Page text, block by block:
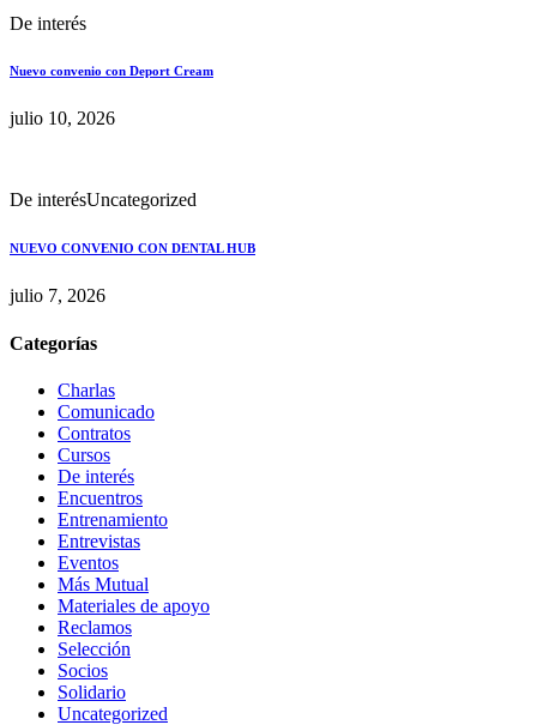
De interés
Nuevo convenio con Deport Cream
julio 10, 2026
De interésUncategorized
NUEVO CONVENIO CON DENTAL HUB
julio 7, 2026
Categorías
Charlas
Comunicado
Contratos
Cursos
De interés
Encuentros
Entrenamiento
Entrevistas
Eventos
Más Mutual
Materiales de apoyo
Reclamos
Selección
Socios
Solidario
Uncategorized